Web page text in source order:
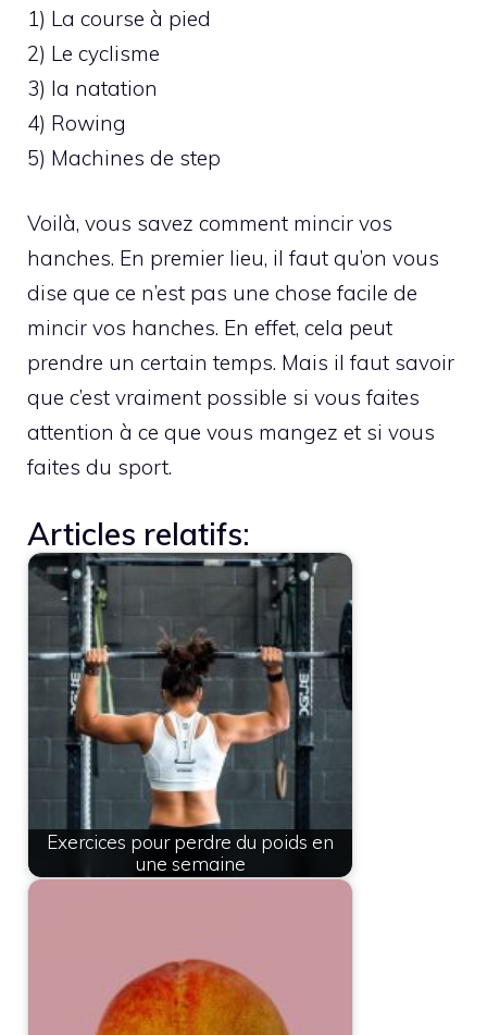
1) La course à pied
2) Le cyclisme
3) la natation
4) Rowing
5) Machines de step
Voilà, vous savez comment mincir vos
hanches. En premier lieu, il faut qu’on vous
dise que ce n’est pas une chose facile de
mincir vos hanches. En effet, cela peut
prendre un certain temps. Mais il faut savoir
que c’est vraiment possible si vous faites
attention à ce que vous mangez et si vous
faites du sport.
Articles relatifs:
Exercices pour perdre du poids en
une semaine